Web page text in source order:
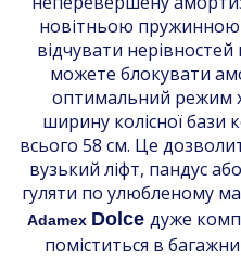
новітньою
відчувати
можете блокувати
оптимальний режим
ширину колісної бази
всього 58 см. Це
вузький ліфт, пандус
гуляти по улюбленому
Adamex Dolce дуже
поміститься в